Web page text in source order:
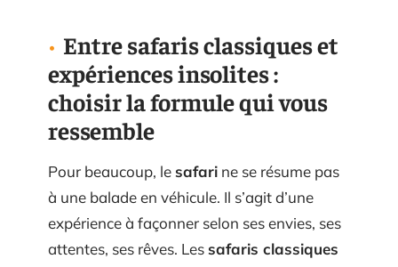
Entre safaris classiques et
expériences insolites :
choisir la formule qui vous
ressemble
Pour beaucoup, lesafari ne se résume pas
à une balade en véhicule. Il s’agit d’une
expérience à façonner selon ses envies, ses
attentes, ses rêves. Lessafaris classiques